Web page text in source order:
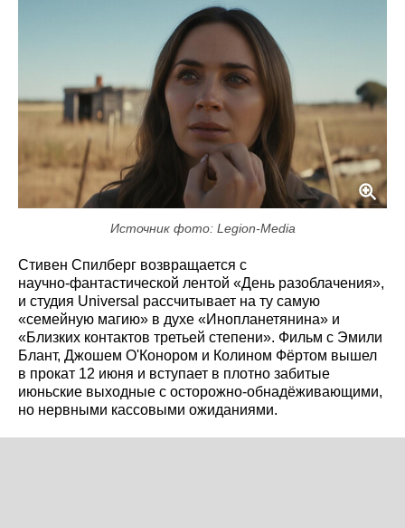
Источник фото: Legion-Media
Стивен Спилберг возвращается с
научно‑фантастической лентой «День разоблачения»,
и студия Universal рассчитывает на ту самую
«семейную магию» в духе «Инопланетянина» и
«Близких контактов третьей степени». Фильм с Эмили
Блант, Джошем О'Конором и Колином Фёртом вышел
в прокат 12 июня и вступает в плотно забитые
июньские выходные с осторожно‑обнадёживающими,
но нервными кассовыми ожиданиями.